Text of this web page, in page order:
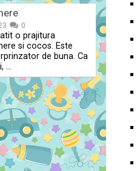
0
o prajitura
si cocos. Este
de buna. Ca
…